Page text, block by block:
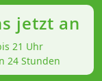
jetzt an
21 Uhr
24 Stunden